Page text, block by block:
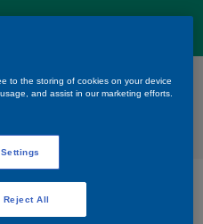
A60
de kleur Clear Blue
to the storing of cookies on your device
and assist in our marketing efforts.
Reject All